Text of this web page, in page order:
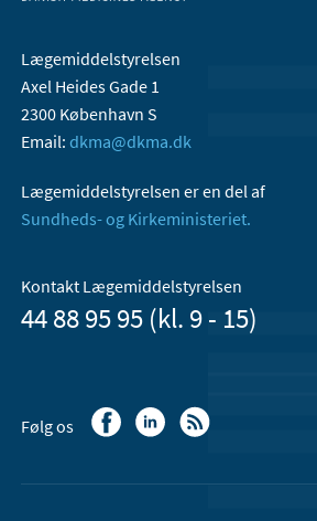
Lægemiddelstyrelsen
Axel Heides Gade 1
2300 København S
Email: dkma@dkma.dk
Lægemiddelstyrelsen er en del af
Sundheds- og Kirkeministeriet.
Kontakt Lægemiddelstyrelsen
44 88 95 95 (kl. 9 - 15)
Følg os